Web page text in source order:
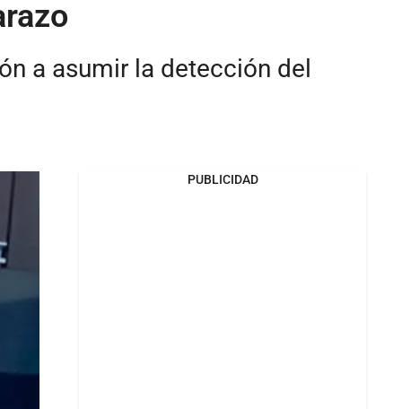
a asumir la detección del
PUBLICIDAD